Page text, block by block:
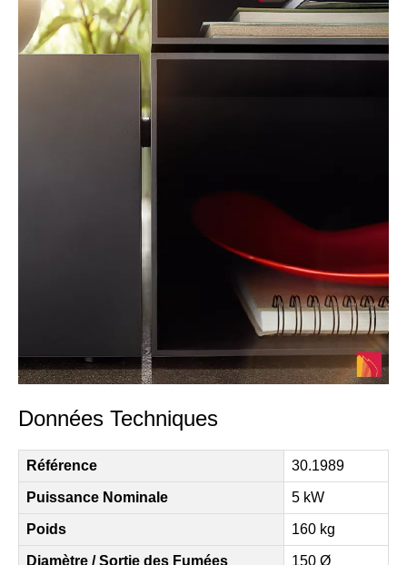
Données Techniques
Référence 30.1989
Puissance Nominale 5 kW
Poids 160 kg
Diamètre / Sortie des Fumées 150 Ø